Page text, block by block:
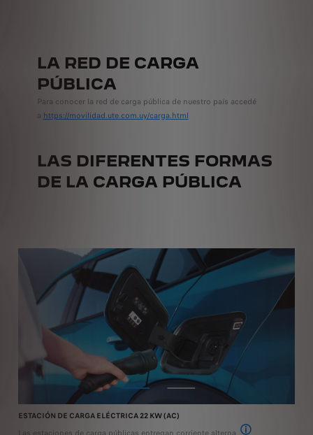
LA RED DE CARGA
PÚBLICA
Para conocer la red de carga pública de nuestro país accedé
a https://movilidad.ute.com.uy/carga.html
LAS DIFERENTES FORMAS
DE LA CARGA PÚBLICA
ESTACIÓN DE CARGA ELÉCTRICA 22 KW (AC)
Las estaciones de carga públicas entregan corriente alterna